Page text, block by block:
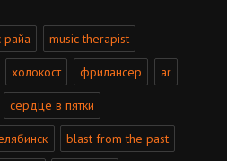
райа music therapist
холокост фрилансер ar
сердце в пятки
blast from the past